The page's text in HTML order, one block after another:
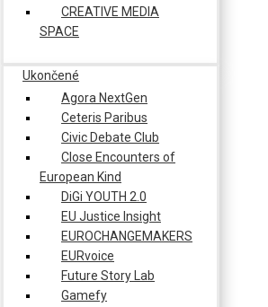
CREATIVE MEDIA
SPACE
Ukončené
Agora NextGen
Ceteris Paribus
Civic Debate Club
Close Encounters of
European Kind
DiGi YOUTH 2.0
EU Justice Insight
EUROCHANGEMAKERS
EURvoice
Future Story Lab
Gamefy